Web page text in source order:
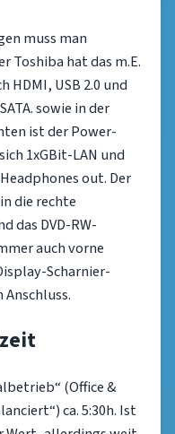
muss man
Toshiba hat das m.E.
HDMI, USB 2.0 und
sowie in der
ist der Power-
1xGBit-LAN und
out. Der
die rechte
das DVD-RW-
auch vorne
Scharnier-
(Office &
ca. 5:30h. Ist